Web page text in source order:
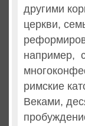
другими
церкви,
например,
римские
Веками,